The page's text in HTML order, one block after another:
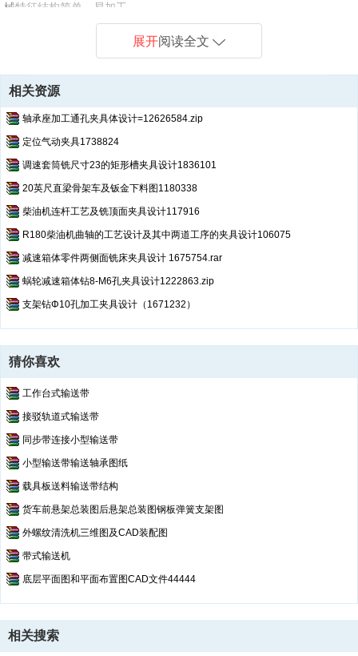
毛坯.dwg--点击预览
毕业设计首页.doc--点击预览
第2页/ 共计24页，预览前20页
第3页/ 共计24页，预览前20页
械特征结构简单，易加工。
由零件图可知，该零件形状结构简单，易加工。外形尺寸不大，可以采
接触面积不小于80%。加工时1：20锥面与φ50面的同轴度要求为
1.3主要技术条件：
1．
加工时一般精车就可以达到要求；
2.位置精度：M39x2-6g和锥面1：20均与外圆φ50h7有同轴度要求，由
于零件长度尺寸大，因此两项要求都采用两顶尖装夹方式，加工难度较
采用精加工之后需要再进行磨削加工，锥面1：20表面粗糙度为
Ra0.8，加工时不易保证也需要用磨削加工。其余表面表面粗糙度为
Ra3.2，可以用磨削来保证。
度0.2~0.3mm,表面硬度62~65HRC，提高零件的机械加工性能，这样
使活塞杆既有一定的韧性，又具有较好的耐磨性。
展开阅读全文
相关资源
轴承座加工通孔夹具体设计=12626584.zip
定位气动夹具1738824
调速套筒铣尺寸23的矩形槽夹具设计1836101
20英尺直梁骨架车及钣金下料图1180338
柴油机连杆工艺及铣顶面夹具设计117916
R180柴油机曲轴的工艺设计及其中两道工序的夹具设计106075
减速箱体零件两侧面铣床夹具设计 1675754.rar
蜗轮减速箱体钻8-M6孔夹具设计1222863.zip
支架钻Φ10孔加工夹具设计（1671232）
猜你喜欢
工作台式输送带
接驳轨道式输送带
同步带连接小型输送带
小型输送带输送轴承图纸
载具板送料输送带结构
货车前悬架总装图后悬架总装图钢板弹簧支架图
外螺纹清洗机三维图及CAD装配图
带式输送机
底层平面图和平面布置图CAD文件44444
相关搜索